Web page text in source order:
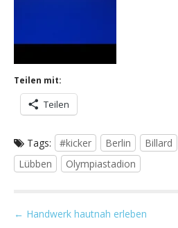
Teilen mit:
Teilen
Tags: #kicker Berlin Billard
Lübben
Olympiastadion
P
← Handwerk hautnah erleben